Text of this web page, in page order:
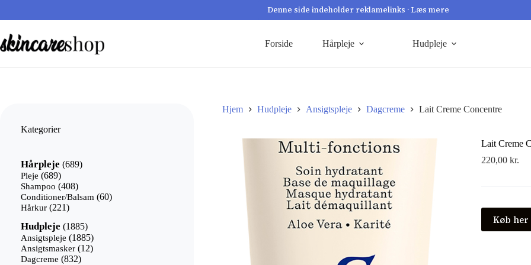
Denne side indeholder reklamelinks · Læs mere
Forside Hårpleje Hudpleje
Hjem Hudpleje Ansigtspleje Dagcreme Lait Creme Concentre
Lait Creme
220,00kr.
Køb her
Kategorier
Hårpleje 689689
Pleje 689689
varer
Shampoo 408408
varer
Conditioner/Balsam 6060
Hårkur 221221
Hudpleje 18851885
varer
Ansigtspleje 18851885
varer
Ansigtsmasker 1212
Dagcreme 832832